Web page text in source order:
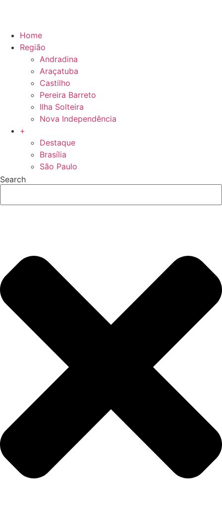
Home
Região
Andradina
Araçatuba
Castilho
Pereira Barreto
Ilha Solteira
Nova Independência
+
Destaque
Brasília
São Paulo
Search